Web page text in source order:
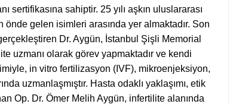
sertifikasına sahiptir. 25 yılı aşkın uluslararası
önde gelen isimleri arasında yer almaktadır. Son
Dr. Aygün, İstanbul Şişli Memorial
uzmanı olarak görev yapmaktadır ve kendi
in vitro fertilizasyon (IVF), mikroenjeksiyon,
uzmanlaşmıştır. Hasta odaklı yaklaşımı, etik
Op. Dr. Ömer Melih Aygün, infertilite alanında